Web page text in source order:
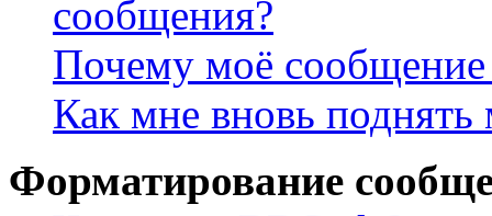
сообщения?
Почему моё сообщение
Как мне вновь
Форматирование